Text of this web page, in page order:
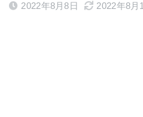
2022年8月8日 2022年8月